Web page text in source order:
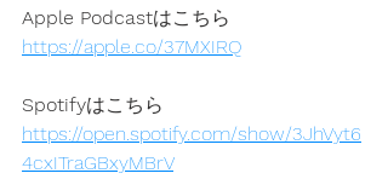
Apple Podcastはこちら
https://apple.co/37MXIRQ
Spotifyはこちら
https://open.spotify.com/show/3JhVyt6
4cxITraGBxyMBrV